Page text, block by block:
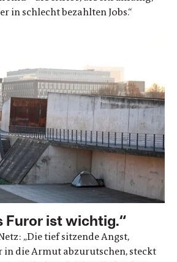
in schlecht bezahlten Jobs.“
Furor ist wichtig.“
„Die tief sitzende Angst,
in die Armut abzurutschen, steckt